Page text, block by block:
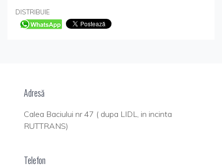
DISTRIBUIE
Adresă
Calea Baciului nr 47 ( dupa LIDL, in incinta
RUTTRANS)
Telefon